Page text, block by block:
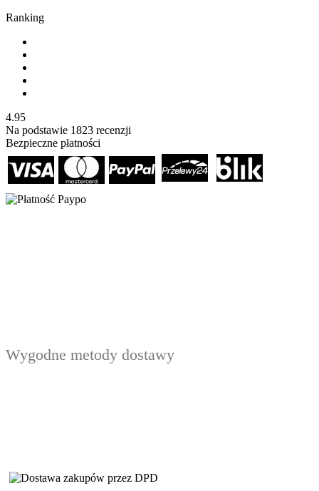
Ranking
4.95
Na podstawie 1823 recenzji
Bezpieczne płatności
Wygodne metody dostawy